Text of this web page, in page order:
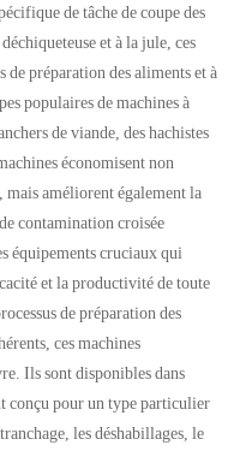
de tâche de coupe des
et à la jule, ces
de préparation des aliments et à
populaires de machines à
de viande, des hachistes
économisent non
améliorent également la
contamination croisée
équipements cruciaux qui
et la productivité de toute
de préparation des
ces machines
Ils sont disponibles dans
conçu pour un type particulier
les déshabillages, le